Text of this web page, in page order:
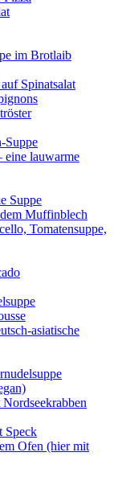
im Brotlaib
Spinatsalat
Suppe
lauwarme
Suppe
Muffinblech
Tomatensuppe,
asiatische
Speck
Ofen (hier mit